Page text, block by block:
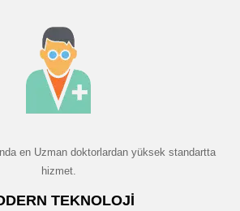
en Uzman doktorlardan yüksek standartta
hizmet.
TEKNOLOJI